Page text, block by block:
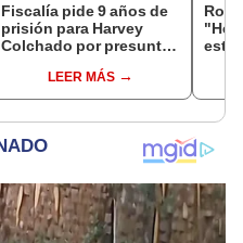
Fiscalía pide 9 años de
prisión para Harvey
Colchado por presunta
incompatible y falsedad
ideológica
LEER MÁS